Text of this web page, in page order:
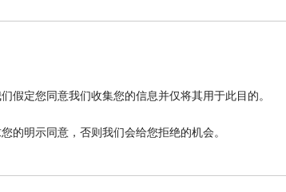
假定您同意我们收集您的信息并仅将其用于此目的。
的明示同意，否则我们会给您拒绝的机会。